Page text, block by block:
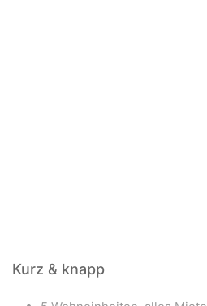
Kurz & knapp